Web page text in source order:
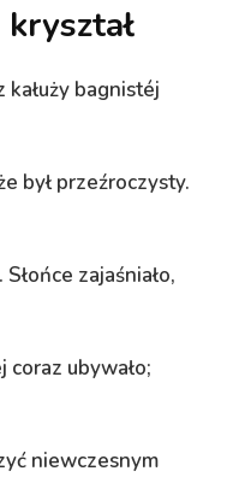
kałuży bagnistéj
był przeźroczysty.
zajaśniało,
coraz ubywało;
niewczesnym